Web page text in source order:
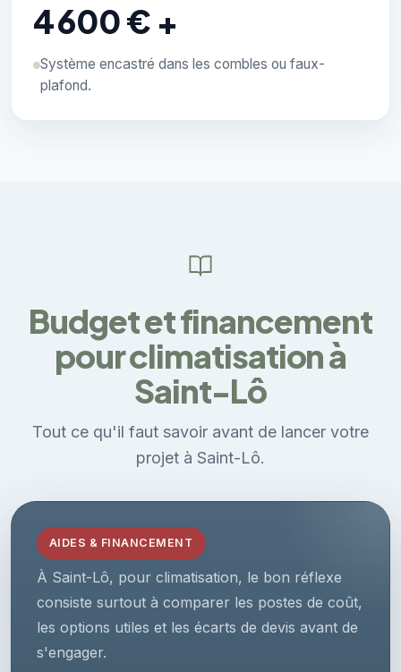
4 600 € +
Système encastré dans les combles ou faux-
plafond.
Budget et financement
pour climatisation à
Saint-Lô
Tout ce qu'il faut savoir avant de lancer votre
projet à Saint-Lô.
AIDES & FINANCEMENT
À Saint-Lô, pour climatisation, le bon réflexe
consiste surtout à comparer les postes de coût,
les options utiles et les écarts de devis avant de
s'engager.